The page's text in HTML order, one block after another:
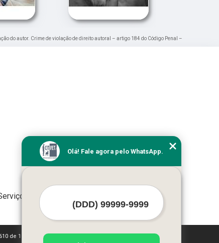
do autor. Crime de violação de direito autoral – artigo 184 do Código Penal –
de 19/02/1998)
Olá! Fale agora pelo WhatsApp.